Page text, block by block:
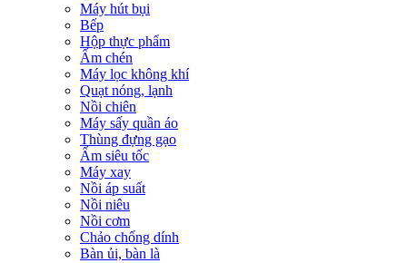
Máy hút bụi
Bếp
Hộp thực phẩm
Ấm chén
Máy lọc không khí
Quạt nóng, lạnh
Nồi chiên
Máy sấy quần áo
Thùng đựng gạo
Ấm siêu tốc
Máy xay
Nồi áp suất
Nồi niêu
Nồi cơm
Chảo chống dính
Bàn ủi, bàn là